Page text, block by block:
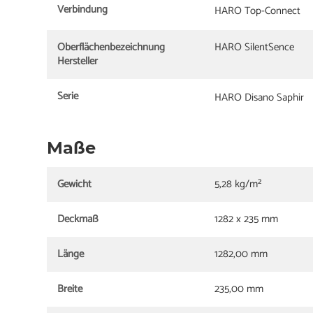
Verbindung HARO Top-Connect
Oberflächenbezeichnung
Hersteller
HARO SilentSence
Serie HARO Disano Saphir
Maße
Gewicht
5,28 kg/m²
Deckmaß
1282 x 235 mm
Länge
1282,00 mm
Breite
235,00 mm